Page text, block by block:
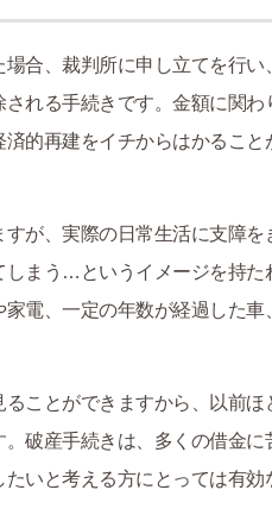
合、裁判所に申し立てを行い
れる手続きです。金額に関わ
的再建をイチからはかること
が、実際の日常生活に支障を
しまう…というイメージを持た
電、一定の年数が経過した車
ことができますから、以前ほ
破産手続きは、多くの借金に
いと考える方にとっては有効